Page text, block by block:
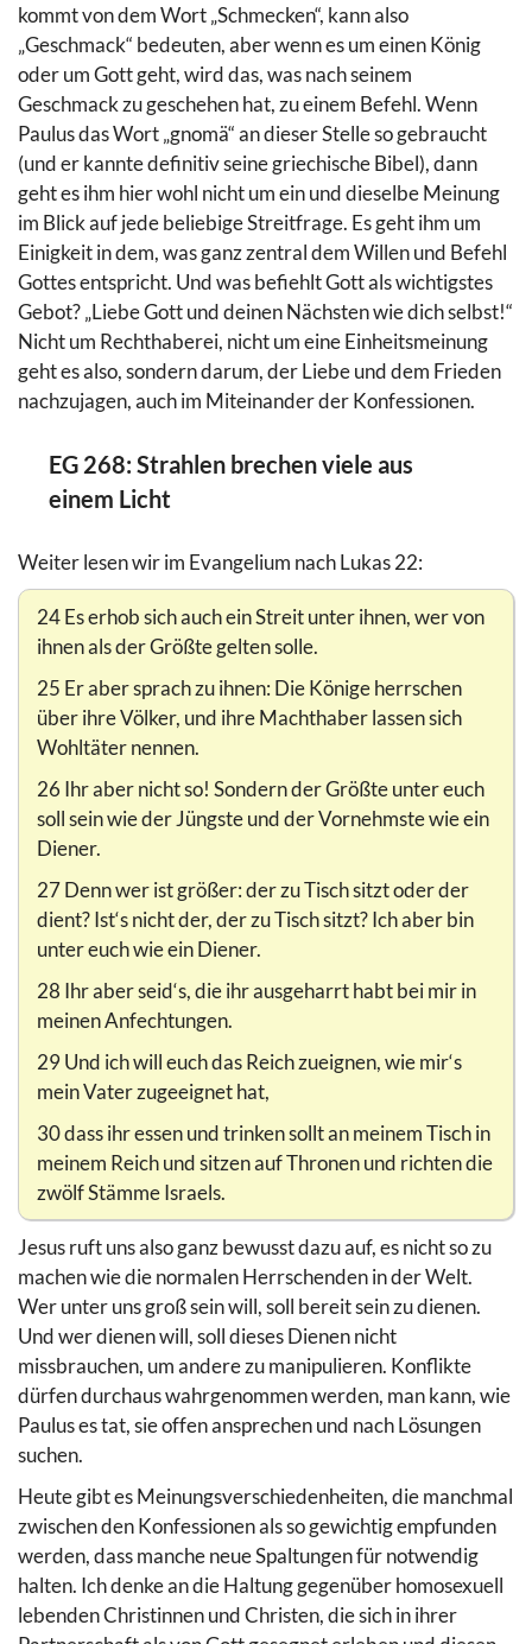
kommt von dem Wort „Schmecken“, kann also
„Geschmack“ bedeuten, aber wenn es um einen König
oder um Gott geht, wird das, was nach seinem
Geschmack zu geschehen hat, zu einem Befehl. Wenn
Paulus das Wort „gnomä“ an dieser Stelle so gebraucht
(und er kannte definitiv seine griechische Bibel), dann
geht es ihm hier wohl nicht um ein und dieselbe Meinung
im Blick auf jede beliebige Streitfrage. Es geht ihm um
Einigkeit in dem, was ganz zentral dem Willen und Befehl
Gottes entspricht. Und was befiehlt Gott als wichtigstes
Gebot? „Liebe Gott und deinen Nächsten wie dich selbst!“
Nicht um Rechthaberei, nicht um eine Einheitsmeinung
geht es also, sondern darum, der Liebe und dem Frieden
nachzujagen, auch im Miteinander der Konfessionen.
EG 268: Strahlen brechen viele aus
einem Licht
Weiter lesen wir im Evangelium nach Lukas 22:
24 Es erhob sich auch ein Streit unter ihnen, wer von
ihnen als der Größte gelten solle.
25 Er aber sprach zu ihnen: Die Könige herrschen
über ihre Völker, und ihre Machthaber lassen sich
Wohltäter nennen.
26 Ihr aber nicht so! Sondern der Größte unter euch
soll sein wie der Jüngste und der Vornehmste wie ein
Diener.
27 Denn wer ist größer: der zu Tisch sitzt oder der
dient? Ist‘s nicht der, der zu Tisch sitzt? Ich aber bin
unter euch wie ein Diener.
28 Ihr aber seid‘s, die ihr ausgeharrt habt bei mir in
meinen Anfechtungen.
29 Und ich will euch das Reich zueignen, wie mir‘s
mein Vater zugeeignet hat,
30 dass ihr essen und trinken sollt an meinem Tisch in
meinem Reich und sitzen auf Thronen und richten die
zwölf Stämme Israels.
Jesus ruft uns also ganz bewusst dazu auf, es nicht so zu
machen wie die normalen Herrschenden in der Welt.
Wer unter uns groß sein will, soll bereit sein zu dienen.
Und wer dienen will, soll dieses Dienen nicht
missbrauchen, um andere zu manipulieren. Konflikte
dürfen durchaus wahrgenommen werden, man kann, wie
Paulus es tat, sie offen ansprechen und nach Lösungen
suchen.
Heute gibt es Meinungsverschiedenheiten, die manchmal
zwischen den Konfessionen als so gewichtig empfunden
werden, dass manche neue Spaltungen für notwendig
halten. Ich denke an die Haltung gegenüber homosexuell
lebenden Christinnen und Christen, die sich in ihrer